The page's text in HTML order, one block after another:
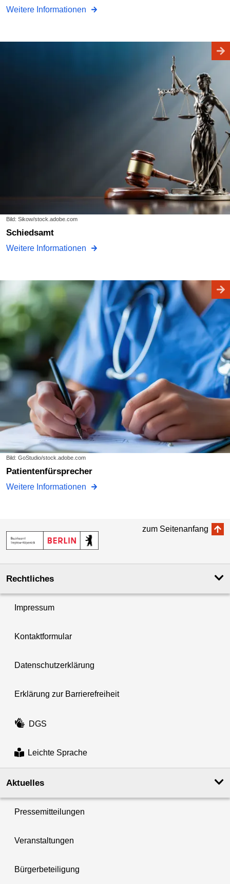
Weitere Informationen
Bild: Sikow/stock.adobe.com
Schiedsamt
Weitere Informationen
Bild: GoStudio/stock.adobe.com
Patientenfürsprecher
Weitere Informationen
zum Seitenanfang
Rechtliches
Impressum
Kontaktformular
Datenschutzerklärung
Erklärung zur Barrierefreiheit
DGS
Leichte Sprache
Aktuelles
Pressemitteilungen
Veranstaltungen
Bürgerbeteiligung